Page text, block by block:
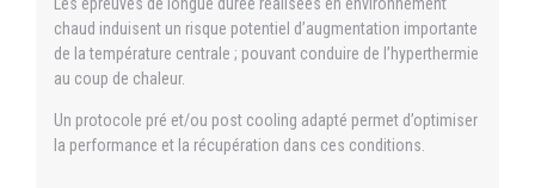
chaud induisent un risque potentiel d’augmentation importante
de la température centrale ; pouvant conduire de l’hyperthermie
au coup de chaleur.
Un protocole pré et/ou post cooling adapté permet d’optimiser
la performance et la récupération dans ces conditions.